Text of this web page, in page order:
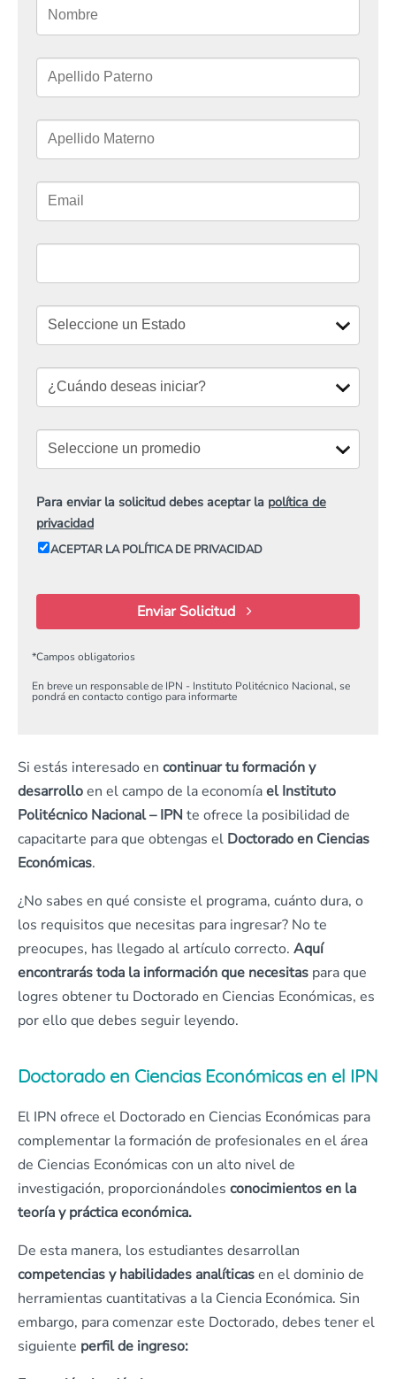
Para enviar la solicitud debes aceptar la política de
privacidad
ACEPTAR LA POLÍTICA DE PRIVACIDAD
Enviar Solicitud
*Campos obligatorios
En breve un responsable de IPN - Instituto Politécnico Nacional, se
pondrá en contacto contigo para informarte
Si estás interesado en continuar tu formación y
desarrolloen el campo de la economíael Instituto
Politécnico Nacional – IPN te ofrece la posibilidad de
capacitarte para que obtengas el Doctorado en Ciencias
Económicas.
¿No sabes en qué consiste el programa, cuánto dura, o
los requisitos que necesitas para ingresar? No te
preocupes, has llegado al artículo correcto. Aquí
encontrarás toda la información que necesitas para que
logres obtener tu Doctorado en Ciencias Económicas, es
por ello que debes seguir leyendo.
Doctorado en Ciencias Económicas en el IPN
El IPN ofrece el Doctorado en Ciencias Económicas para
complementar la formación de profesionales en el área
de Ciencias Económicas con un alto nivel de
investigación, proporcionándoles conocimientos en la
teoría y práctica económica.
De esta manera, los estudiantes desarrollan
competencias y habilidades analíticasen el dominio de
herramientas cuantitativas a la Ciencia Económica. Sin
embargo, para comenzar este Doctorado, debes tener el
siguiente perfil de ingreso: